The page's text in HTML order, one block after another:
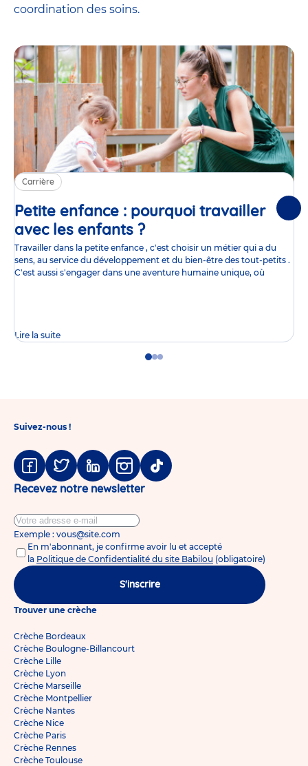
coordination des soins.
Carrière
Petite enfance : pourquoi travailler
avec les enfants ?Article
Travailler dans la petite enfance , c'est choisir un métier qui a du
sens, au service du développement et du bien-être des tout-petits .
C'est aussi s'engager dans une aventure humaine unique, où
Lire la suite
GoGoGo
Suivez-nous !
Facebook
TwitterLinkedinInstagram
Tiktok
Recevez notre newsletter
Exemple : vous@site.com
En m'abonnant, je confirme avoir lu et accepté
la Politique de Confidentialité du site Babilou (obligatoire)
S'inscrire
Trouver une crèche
Crèche Bordeaux
Crèche Boulogne-Billancourt
Crèche Lille
Crèche Lyon
Crèche Marseille
Crèche Montpellier
Crèche Nantes
Crèche Nice
Crèche Paris
Crèche Rennes
Crèche Toulouse